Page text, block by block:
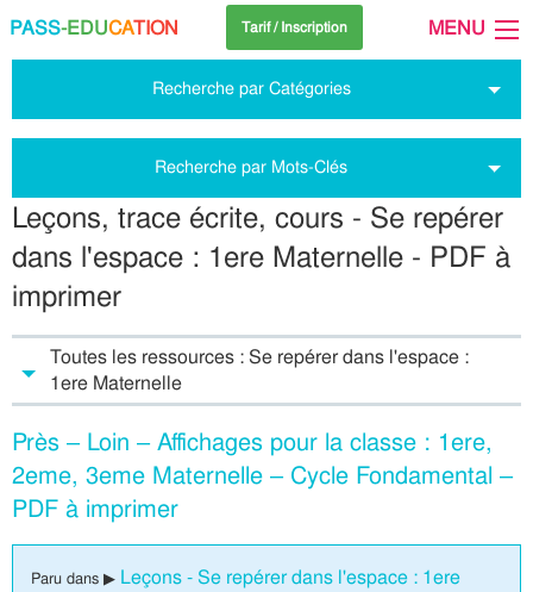
PASS-EDUCATION Tarif / Inscription MENU
Recherche par Catégories
Recherche par Mots-Clés
Leçons, trace écrite, cours - Se repérer
dans l'espace : 1ere Maternelle - PDF à
imprimer
Toutes les ressources : Se repérer dans l'espace :
1ere Maternelle
Près – Loin – Affichages pour la classe : 1ere,
2eme, 3eme Maternelle – Cycle Fondamental –
PDF à imprimer
Paru dans ▶ Leçons - Se repérer dans l'espace : 1ere